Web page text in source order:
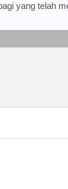
yang telah